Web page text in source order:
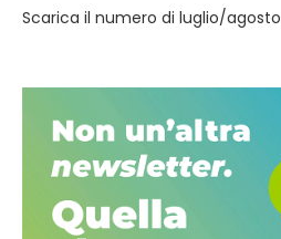
Scarica il numero di luglio/agosto